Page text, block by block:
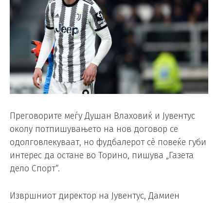
Преговорите меѓу Душан Влаховиќ и Јувентус
околу потпишувањето на нов договор се
одолговлекуваат, но фудбалерот сè повеќе губи
интерес да остане во Торино, пишува „Газета
дело Спорт“.
Извршниот директор на Јувентус, Дамиен